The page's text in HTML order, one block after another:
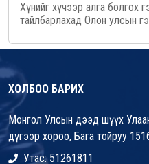
Хүнийг хүчээр алга болгох
тайлбарлахад Олон улсын
ХОЛБОО БАРИХ
Монгол Улсын дээд шүүх
дүгээр хороо, Бага тойруу
Утас: 51261811